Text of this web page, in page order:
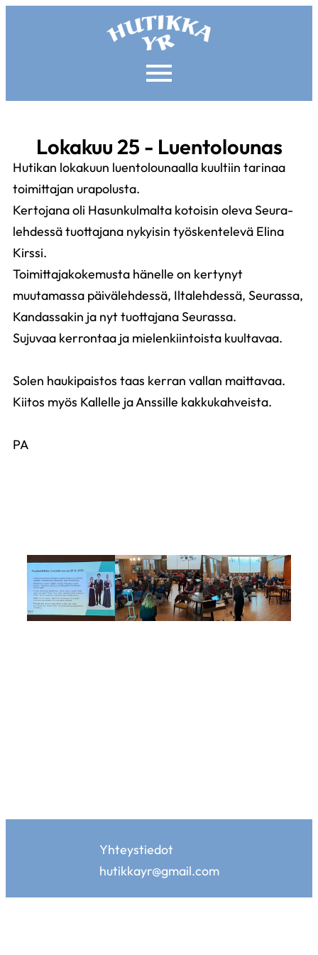
Lokakuu 25 - Luentolounas
Hutikan lokakuun luentolounaalla kuultiin tarinaa
toimittajan urapolusta.
Kertojana oli Hasunkulmalta kotoisin oleva Seura-
lehdessä tuottajana nykyisin työskentelevä Elina
Kirssi.
Toimittajakokemusta hänelle on kertynyt
muutamassa päivälehdessä, Iltalehdessä, Seurassa,
Kandassakin ja nyt tuottajana Seurassa.
Sujuvaa kerrontaa ja mielenkiintoista kuultavaa.
Solen haukipaistos taas kerran vallan maittavaa.
Kiitos myös Kallelle ja Anssille kakkukahveista.
PA
Yhteystiedot
hutikkayr@gmail.com